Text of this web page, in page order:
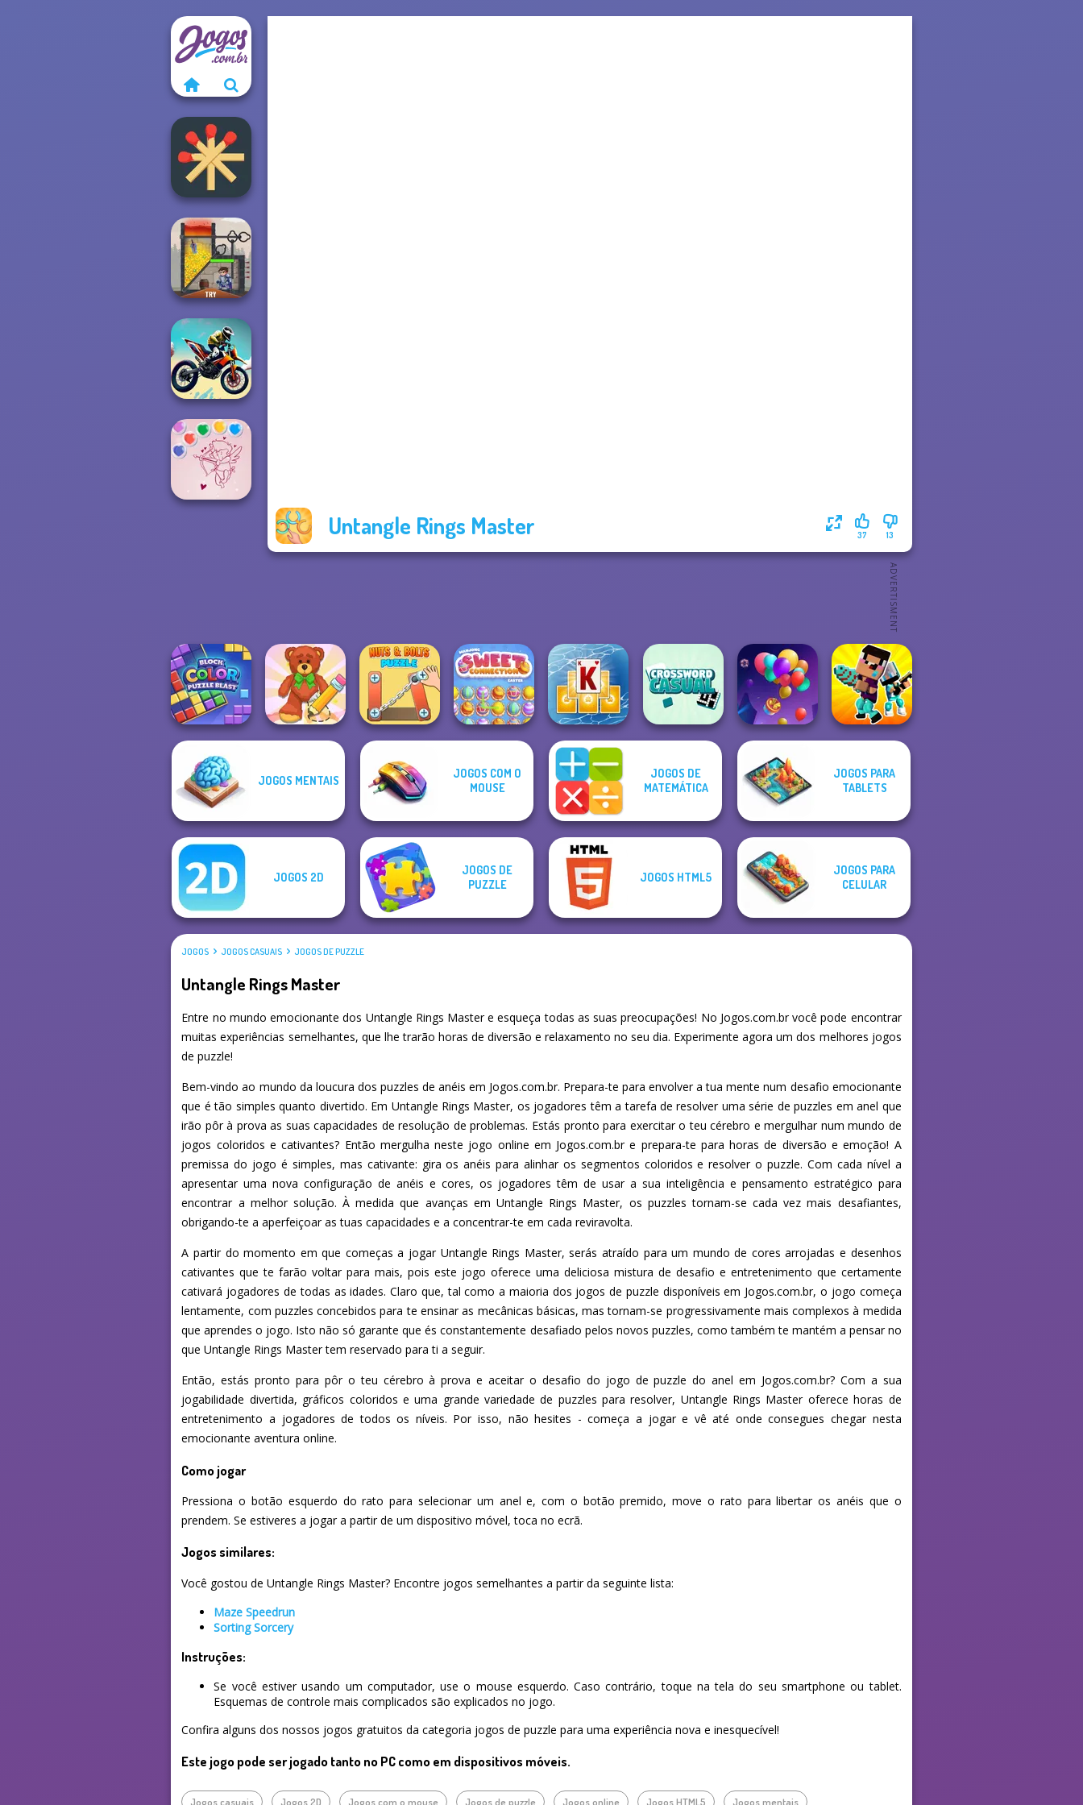
Untangle Rings Master 13
37
Matchstick
Puzzles
Rescue Hero
Bike Jump
Block Color
Puzzle Blast
Wipe Insight
Nuts & Bolts
Puzzle
Mahjong Sweet
Easter
Tripeaks Solitaire
Holiday
Casual
Crossword
Balloon Match 3D
Noob vs Pro
Challenge
JOGOS MENTAIS
JOGOS COM O
MOUSE
JOGOS DE
MATEMÁTICA
JOGOS PARA
TABLETS
JOGOS 2D
JOGOS DE
PUZZLE
JOGOS HTML5
JOGOS PARA
CELULAR
JOGOS JOGOS CASUAIS JOGOS DE PUZZLE
Untangle Rings Master
Entre no mundo emocionante dos Untangle Rings Master e esqueça todas as suas preocupações! No Jogos.com.br você pode encontrar
muitas experiências semelhantes, que lhe trarão horas de diversão e relaxamento no seu dia. Experimente agora um dos melhores jogos
de puzzle!
Bem-vindo ao mundo da loucura dos puzzles de anéis em Jogos.com.br. Prepara-te para envolver a tua mente num desafio emocionante
que é tão simples quanto divertido. Em Untangle Rings Master, os jogadores têm a tarefa de resolver uma série de puzzles em anel que
irão pôr à prova as suas capacidades de resolução de problemas. Estás pronto para exercitar o teu cérebro e mergulhar num mundo de
jogos coloridos e cativantes? Então mergulha neste jogo online em Jogos.com.br e prepara-te para horas de diversão e emoção! A
premissa do jogo é simples, mas cativante: gira os anéis para alinhar os segmentos coloridos e resolver o puzzle. Com cada nível a
apresentar uma nova configuração de anéis e cores, os jogadores têm de usar a sua inteligência e pensamento estratégico para
encontrar a melhor solução. À medida que avanças em Untangle Rings Master, os puzzles tornam-se cada vez mais desafiantes,
obrigando-te a aperfeiçoar as tuas capacidades e a concentrar-te em cada reviravolta.
A partir do momento em que começas a jogar Untangle Rings Master, serás atraído para um mundo de cores arrojadas e desenhos
cativantes que te farão voltar para mais, pois este jogo oferece uma deliciosa mistura de desafio e entretenimento que certamente
cativará jogadores de todas as idades. Claro que, tal como a maioria dos jogos de puzzle disponíveis em Jogos.com.br, o jogo começa
lentamente, com puzzles concebidos para te ensinar as mecânicas básicas, mas tornam-se progressivamente mais complexos à medida
que aprendes o jogo. Isto não só garante que és constantemente desafiado pelos novos puzzles, como também te mantém a pensar no
que Untangle Rings Master tem reservado para ti a seguir.
Então, estás pronto para pôr o teu cérebro à prova e aceitar o desafio do jogo de puzzle do anel em Jogos.com.br? Com a sua
jogabilidade divertida, gráficos coloridos e uma grande variedade de puzzles para resolver, Untangle Rings Master oferece horas de
entretenimento a jogadores de todos os níveis. Por isso, não hesites - começa a jogar e vê até onde consegues chegar nesta
emocionante aventura online.
Como jogar
Pressiona o botão esquerdo do rato para selecionar um anel e, com o botão premido, move o rato para libertar os anéis que o
prendem. Se estiveres a jogar a partir de um dispositivo móvel, toca no ecrã.
Jogos similares:
Você gostou de Untangle Rings Master? Encontre jogos semelhantes a partir da seguinte lista:
Maze Speedrun
Sorting Sorcery
Instruções:
Se você estiver usando um computador, use o mouse esquerdo. Caso contrário, toque na tela do seu smartphone ou tablet.
Esquemas de controle mais complicados são explicados no jogo.
Confira alguns dos nossos jogos gratuitos da categoria jogos de puzzle para uma experiência nova e inesquecível!
Este jogo pode ser jogado tanto no PC como em dispositivos móveis.
Jogos casuais Jogos 2D Jogos com o mouse Jogos de puzzle Jogos online Jogos HTML5 Jogos mentais